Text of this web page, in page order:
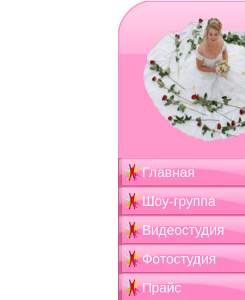
Главная
Шоу-группа
Видеостудия
Фотостудия
Прайс